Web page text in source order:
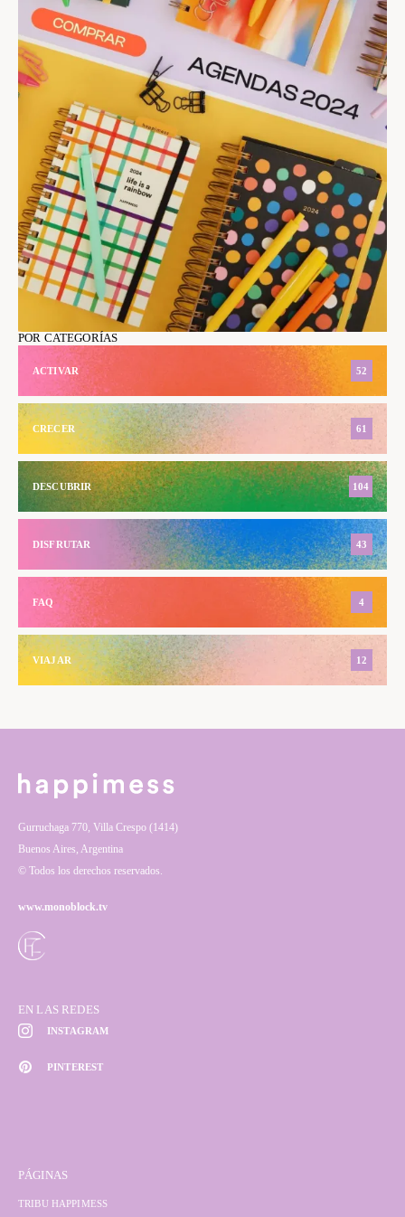
POR CATEGORÍAS
ACTIVAR 52
CRECER 61
DESCUBRIR 104
DISFRUTAR 43
FAQ 4
VIAJAR 12
Gurruchaga 770, Villa Crespo (1414)
Buenos Aires, Argentina
© Todos los derechos reservados.
www.monoblock.tv
EN LAS REDES
INSTAGRAM
PINTEREST
PÁGINAS
TRIBU HAPPIMESS